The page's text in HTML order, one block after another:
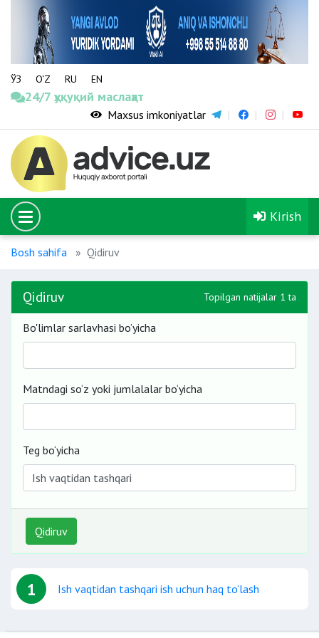
ЎЗ O‘Z RU EN
24/7 ҳуқуқий маслаҳат
Maxsus imkoniyatlar
Kirish
Bosh sahifa Qidiruv
Qidiruv Topilgan natijalar 1 ta
Bo'limlar sarlavhasi bo’yicha
Matndagi so‘z yoki jumlalalar bo‘yicha
Teg bo‘yicha
Qidiruv
1 Ish vaqtidan tashqari ish uchun haq to‘lash